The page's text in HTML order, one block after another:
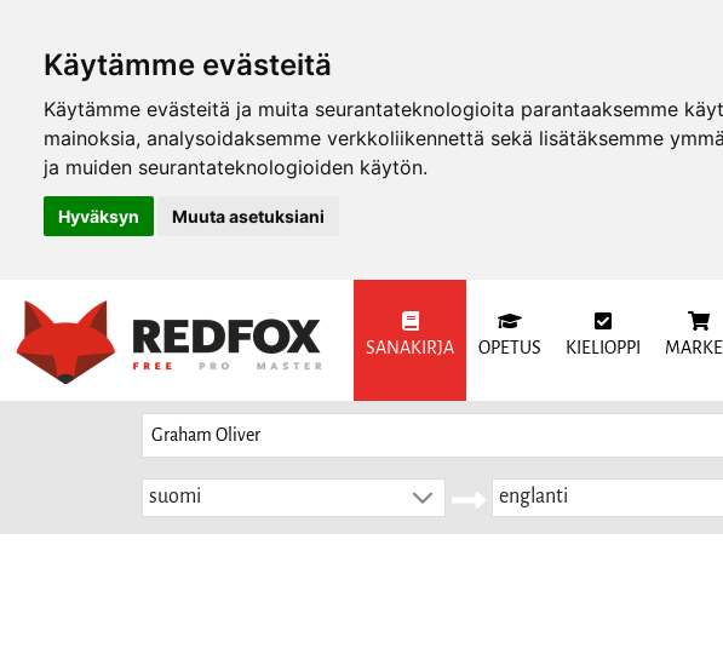
Käytämme evästeitä
Käytämme evästeitä ja muita seurantateknologioita parantaaksemme
mainoksia, analysoidaksemme verkkoliikennettä sekä lisätäksemme
ja muiden seurantateknologioiden käytön.
Hyväksyn Muuta asetuksiani
SANAKIRJA OPETUS KIELIOPPI
suomi englanti